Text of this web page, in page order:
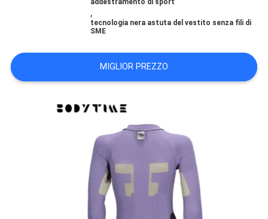
MAPPA
DEL
addestramento di sport
,
tecnologia nera astuta del vestito senza fili di
SME
MIGLIOR PREZZO